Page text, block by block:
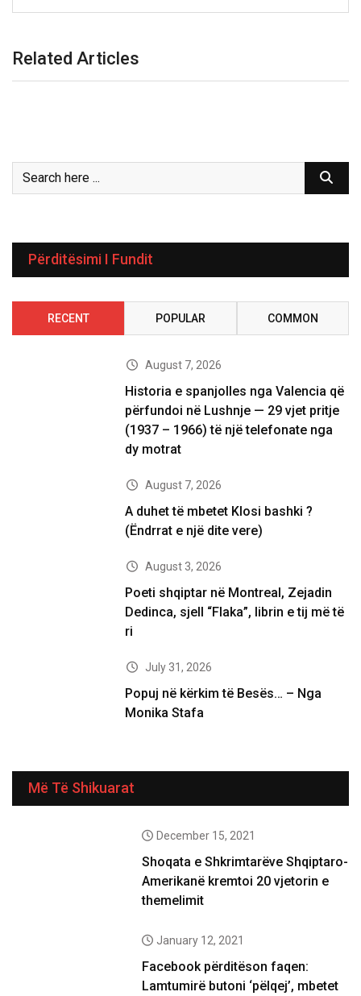
Related Articles
Përditësimi I Fundit
RECENT POPULAR COMMON
August 7, 2026
Historia e spanjolles nga Valencia që
përfundoi në Lushnje — 29 vjet pritje
(1937 – 1966) të një telefonate nga
dy motrat
August 7, 2026
A duhet të mbetet Klosi bashki ?
(Ëndrrat e një dite vere)
August 3, 2026
Poeti shqiptar në Montreal, Zejadin
Dedinca, sjell “Flaka”, librin e tij më të
ri
July 31, 2026
Popuj në kërkim të Besës… – Nga
Monika Stafa
Më Të Shikuarat
December 15, 2021
Shoqata e Shkrimtarëve Shqiptaro-
Amerikanë kremtoi 20 vjetorin e
themelimit
January 12, 2021
Facebook përditëson faqen:
Lamtumirë butoni ‘pëlqej’, mbetet